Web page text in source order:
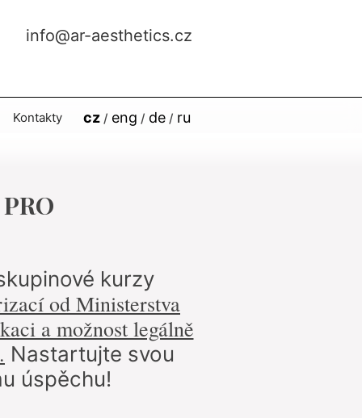
info@ar-aesthetics.cz
Kontakty cz eng de ru
kurzy
od Ministerstva
a možnost legálně
Nastartujte svou
úspěchu!